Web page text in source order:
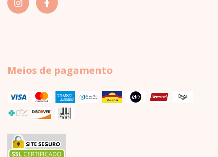
Meios de pagamento